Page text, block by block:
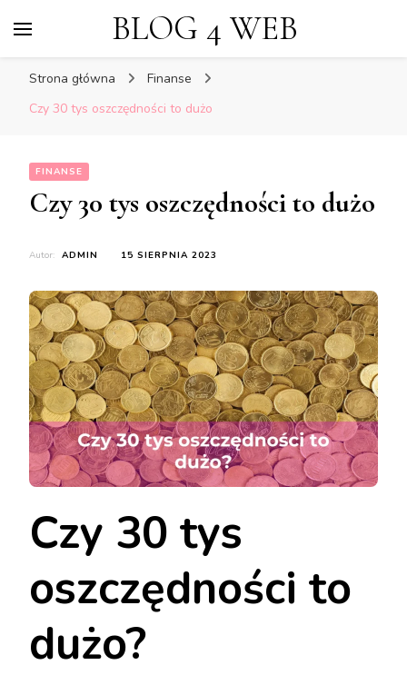
BLOG 4 WEB
Strona główna
Finanse
Czy 30 tys oszczędności to dużo
FINANSE
Czy 30 tys oszczędności to dużo
Autor: ADMIN 15 SIERPNIA 2023
Czy 30 tys
oszczędności to
dużo?